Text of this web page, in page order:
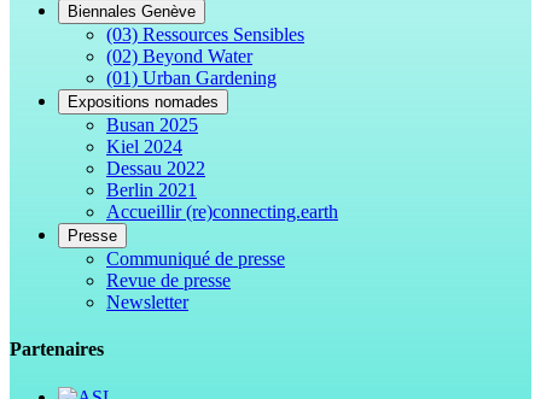
Biennales Genève
(03) Ressources Sensibles
(02) Beyond Water
(01) Urban Gardening
Expositions nomades
Busan 2025
Kiel 2024
Dessau 2022
Berlin 2021
Accueillir (re)connecting.earth
Presse
Communiqué de presse
Revue de presse
Newsletter
Partenaires